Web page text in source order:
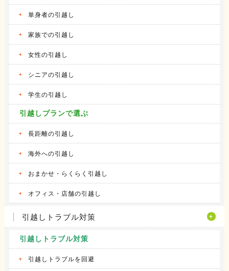
単身者の引越し
家族での引越し
女性の引越し
シニアの引越し
学生の引越し
引越しプランで選ぶ
長距離の引越し
海外への引越し
おまかせ・らくらく引越し
オフィス・店舗の引越し
引越しトラブル対策
引越しトラブル対策
引越しトラブルを回避